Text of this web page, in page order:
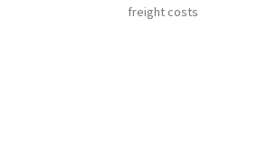
freight costs